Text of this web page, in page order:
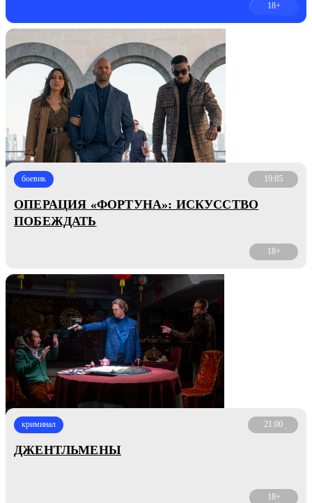
18+
боевик 19:05
ОПЕРАЦИЯ «ФОРТУНА»: ИСКУССТВО
ПОБЕЖДАТЬ
18+
криминал 21:00
ДЖЕНТЛЬМЕНЫ
18+